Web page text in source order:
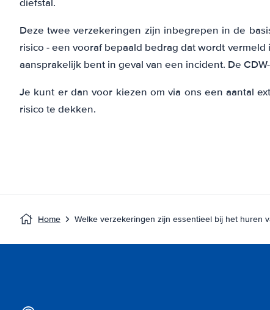
diefstal.
Deze twee verzekeringen zijn inbegrepen in de
risico - een vooraf bepaald bedrag dat wordt
aansprakelijk bent in geval van een incident. De
Je kunt er dan voor kiezen om via ons een aantal
risico te dekken.
Home Welke verzekeringen zijn essentieel bij het huren